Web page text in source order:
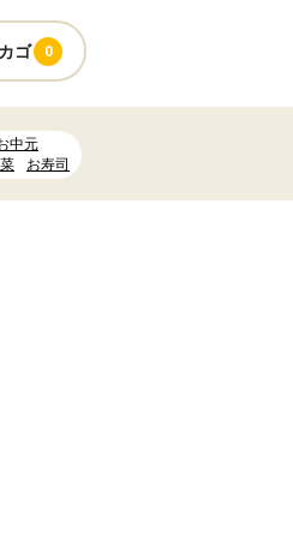
ゴ 0
中元
お寿司